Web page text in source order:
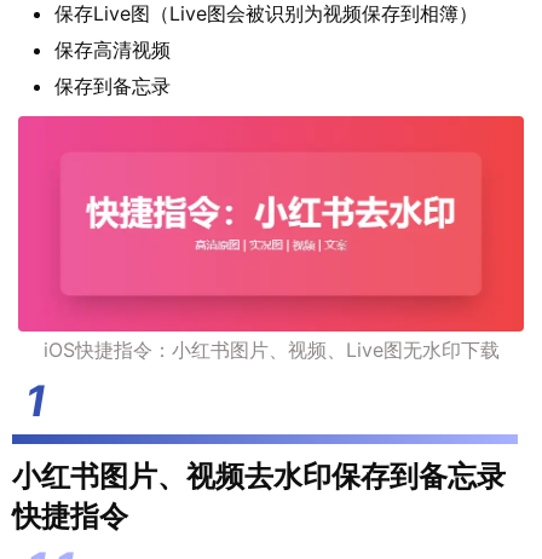
保存Live图（Live图会被识别为视频保存到相簿）
保存高清视频
保存到备忘录
iOS快捷指令：小红书图片、视频、Live图无水印下载
小红书图片、视频去水印保存到备忘录
快捷指令